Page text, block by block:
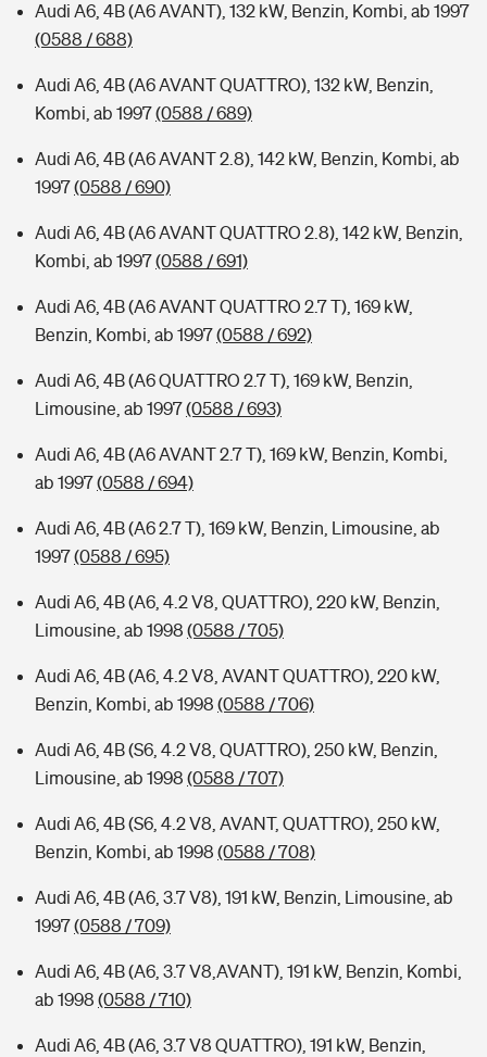
Audi A6, 4B (A6 AVANT), 132 kW, Benzin, Kombi, ab 1997
(0588 / 688)
Audi A6, 4B (A6 AVANT QUATTRO), 132 kW, Benzin,
Kombi, ab 1997(0588 / 689)
Audi A6, 4B (A6 AVANT 2.8), 142 kW, Benzin, Kombi, ab
1997(0588 / 690)
Audi A6, 4B (A6 AVANT QUATTRO 2.8), 142 kW, Benzin,
Kombi, ab 1997(0588 / 691)
Audi A6, 4B (A6 AVANT QUATTRO 2.7 T), 169 kW,
Benzin, Kombi, ab 1997(0588 / 692)
Audi A6, 4B (A6 QUATTRO 2.7 T), 169 kW, Benzin,
Limousine, ab 1997(0588 / 693)
Audi A6, 4B (A6 AVANT 2.7 T), 169 kW, Benzin, Kombi,
ab 1997(0588 / 694)
Audi A6, 4B (A6 2.7 T), 169 kW, Benzin, Limousine, ab
1997(0588 / 695)
Audi A6, 4B (A6, 4.2 V8, QUATTRO), 220 kW, Benzin,
Limousine, ab 1998 (0588 / 705)
Audi A6, 4B (A6, 4.2 V8, AVANT QUATTRO), 220 kW,
Benzin, Kombi, ab 1998 (0588 / 706)
Audi A6, 4B (S6, 4.2 V8, QUATTRO), 250 kW, Benzin,
Limousine, ab 1998 (0588 / 707)
Audi A6, 4B (S6, 4.2 V8, AVANT, QUATTRO), 250 kW,
Benzin, Kombi, ab 1998 (0588 / 708)
Audi A6, 4B (A6, 3.7 V8), 191 kW, Benzin, Limousine, ab
1997(0588 / 709)
Audi A6, 4B (A6, 3.7 V8,AVANT), 191 kW, Benzin, Kombi,
ab 1998 (0588 / 710)
Audi A6, 4B (A6, 3.7 V8 QUATTRO), 191 kW, Benzin,